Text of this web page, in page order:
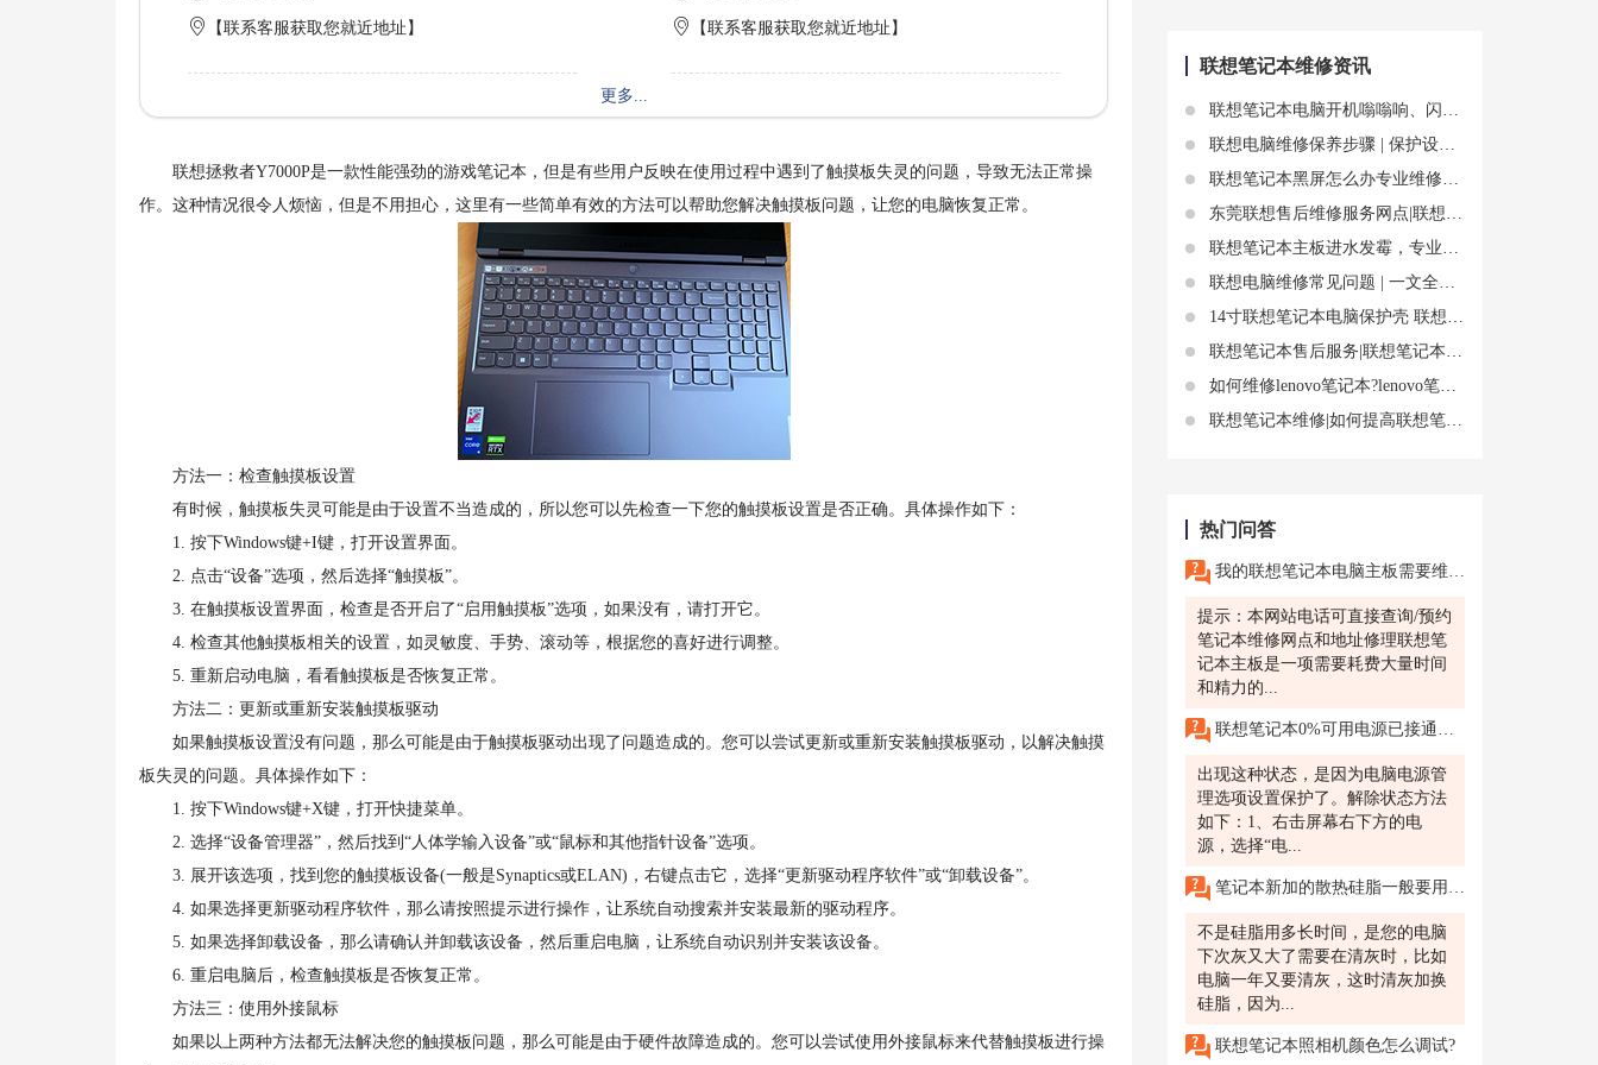
【联系客服获取您就近地址】 【联系客服获取您就近地址】
更多...
联想拯救者Y7000P是一款性能强劲的游戏笔记本，但是有些用户反映在使用过程中遇到了触摸板失灵的问题，导致无法正常操
作。这种情况很令人烦恼，但是不用担心，这里有一些简单有效的方法可以帮助您解决触摸板问题，让您的电脑恢复正常。
方法一：检查触摸板设置
有时候，触摸板失灵可能是由于设置不当造成的，所以您可以先检查一下您的触摸板设置是否正确。具体操作如下：
1. 按下Windows键+I键，打开设置界面。
2. 点击“设备”选项，然后选择“触摸板”。
3. 在触摸板设置界面，检查是否开启了“启用触摸板”选项，如果没有，请打开它。
4. 检查其他触摸板相关的设置，如灵敏度、手势、滚动等，根据您的喜好进行调整。
5. 重新启动电脑，看看触摸板是否恢复正常。
方法二：更新或重新安装触摸板驱动
如果触摸板设置没有问题，那么可能是由于触摸板驱动出现了问题造成的。您可以尝试更新或重新安装触摸板驱动，以解决触摸
板失灵的问题。具体操作如下：
1. 按下Windows键+X键，打开快捷菜单。
2. 选择“设备管理器”，然后找到“人体学输入设备”或“鼠标和其他指针设备”选项。
3. 展开该选项，找到您的触摸板设备(一般是Synaptics或ELAN)，右键点击它，选择“更新驱动程序软件”或“卸载设备”。
4. 如果选择更新驱动程序软件，那么请按照提示进行操作，让系统自动搜索并安装最新的驱动程序。
5. 如果选择卸载设备，那么请确认并卸载该设备，然后重启电脑，让系统自动识别并安装该设备。
6. 重启电脑后，检查触摸板是否恢复正常。
方法三：使用外接鼠标
如果以上两种方法都无法解决您的触摸板问题，那么可能是由于硬件故障造成的。您可以尝试使用外接鼠标来代替触摸板进行操
联想笔记本维修资讯
联想笔记本电脑开机嗡嗡响、闪黄灯开不了机故障解析
联想电脑维修保养步骤 | 保护设备秘籍
联想笔记本黑屏怎么办专业维修服务
东莞联想售后维修服务网点|联想笔记本电脑触摸屏失灵了？试试这几个方法恢复正常
联想笔记本主板进水发霉，专业维修处理
联想电脑维修常见问题 | 一文全解答
14寸联想笔记本电脑保护壳 联想外壳知识介绍
联想笔记本售后服务|联想笔记本专卖店刷机多少钱 价格受影响因素是什么
如何维修lenovo笔记本?lenovo笔记本维修指南
联想笔记本维修|如何提高联想笔记本电池的充电效率?联想笔记本电池问题解决方案大揭秘
热门问答
我的联想笔记本电脑主板需要维修，为什么烟台联想售后维修网点要收取额外费用?我在使用联想笔记本时发现出现了一些故障，于是我选择了烟台联想售后维修网点进行修理，但到了维修网点之后却被告知需要额外收取主板修理费用。
提示：本网站电话可直接查询/预约
笔记本维修网点和地址修理联想笔
记本主板是一项需要耗费大量时间
和精力的...
联想笔记本0%可用电源已接通未充电怎么处理
出现这种状态，是因为电脑电源管
理选项设置保护了。解除状态方法
如下：1、右击屏幕右下方的电
源，选择“电...
笔记本新加的散热硅脂一般要用多长时间
不是硅脂用多长时间，是您的电脑
下次灰又大了需要在清灰时，比如
电脑一年又要清灰，这时清灰加换
硅脂，因为...
联想笔记本照相机颜色怎么调试?